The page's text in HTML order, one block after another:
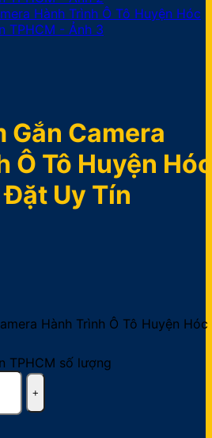
Gắn Camera
Ô Tô Huyện Hóc
Đặt Uy Tín
Hành Trình Ô Tô Huyện Hóc
TPHCM số lượng